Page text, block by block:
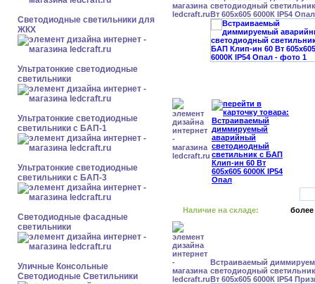
Светодиодные светильники для
ЖКХ
Ультратонкие светодиодные
светильники
Ультратонкие светодиодные
светильники с БАП-1
Ультратонкие светодиодные
светильники с БАП-3
Светодиодные фасадные
светильники
Уличные Консольные
Светодиодные Светильники
светодиодный
Вт 605x605 6000К IP54 Опал
Наличие на складе: более
Встраиваемый
светодиодный
Вт 605x605 6000К IP54